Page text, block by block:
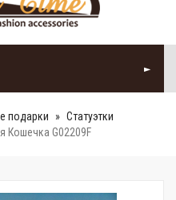
подарки
Cтатуэтки
Кошечка G02209F